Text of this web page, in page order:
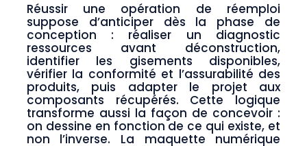
Réussir une opération de réemploi
suppose d’anticiper dès la phase de
conception : réaliser un diagnostic
ressources avant déconstruction,
identifier les gisements disponibles,
vérifier la conformité et l’assurabilité des
produits, puis adapter le projet aux
composants récupérés. Cette logique
transforme aussi la façon de concevoir :
on dessine en fonction de ce qui existe, et
non l’inverse. La maquette numérique